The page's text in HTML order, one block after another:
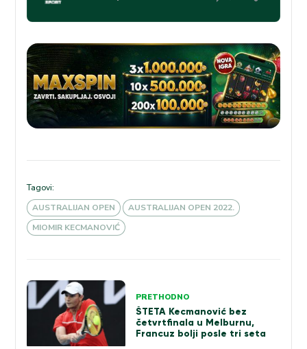
Tagovi:
AUSTRALIJAN OPEN
AUSTRALIJAN OPEN 2022.
MIOMIR KECMANOVIĆ
Kretanje
članka
PRETHODNO
ŠTETA Kecmanović bez
četvrtfinala u Melburnu,
Francuz bolji posle tri seta